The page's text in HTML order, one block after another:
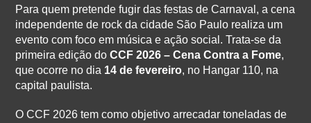
Para quem pretende fugir das festas de Carnaval, a cena
independente de rock da cidade São Paulo realiza um
evento com foco em música e ação social. Trata-se da
primeira edição doCCF 2026 – Cena Contra a Fome,
que ocorre no dia 14 de fevereiro, no Hangar 110, na
capital paulista.
O CCF 2026 tem como objetivo arrecadar toneladas de